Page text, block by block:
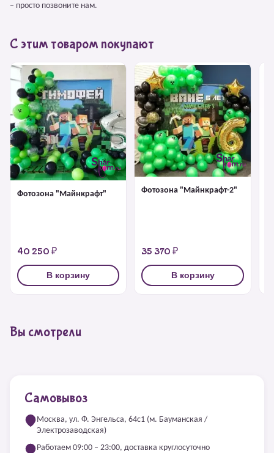
– просто позвоните нам.
С этим товаром покупают
Фотозона "Майнкрафт"
40 250 ₽
В корзину
Фотозона "Майнкрафт-2"
35 370 ₽
В корзину
Вы смотрели
Самовывоз
Москва, ул. Ф. Энгельса, 64с1 (м. Бауманская /
Электрозаводская)
Работаем 09:00 – 23:00, доставка круглосуточно